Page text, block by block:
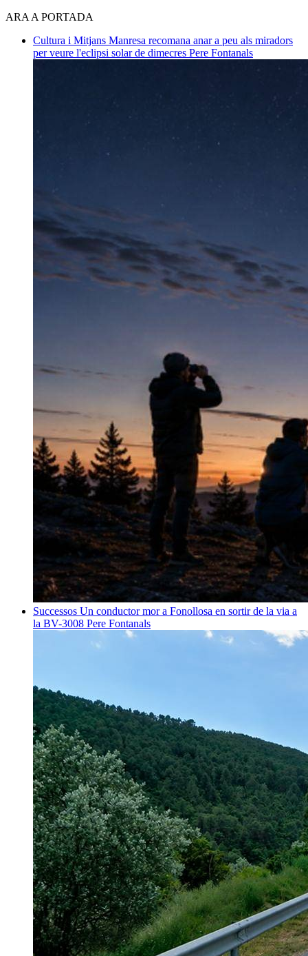
ARA A PORTADA
Cultura i Mitjans Manresa recomana anar a peu als miradors
per veure l'eclipsi solar de dimecres Pere Fontanals
Successos Un conductor mor a Fonollosa en sortir de la via a
la BV-3008 Pere Fontanals